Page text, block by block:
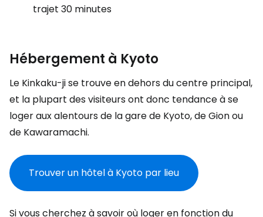
trajet 30 minutes
Hébergement à Kyoto
Le Kinkaku-ji se trouve en dehors du centre principal,
et la plupart des visiteurs ont donc tendance à se
loger aux alentours de la gare de Kyoto, de Gion ou
de Kawaramachi.
Trouver un hôtel à Kyoto par lieu
Si vous cherchez à savoir où loger en fonction du